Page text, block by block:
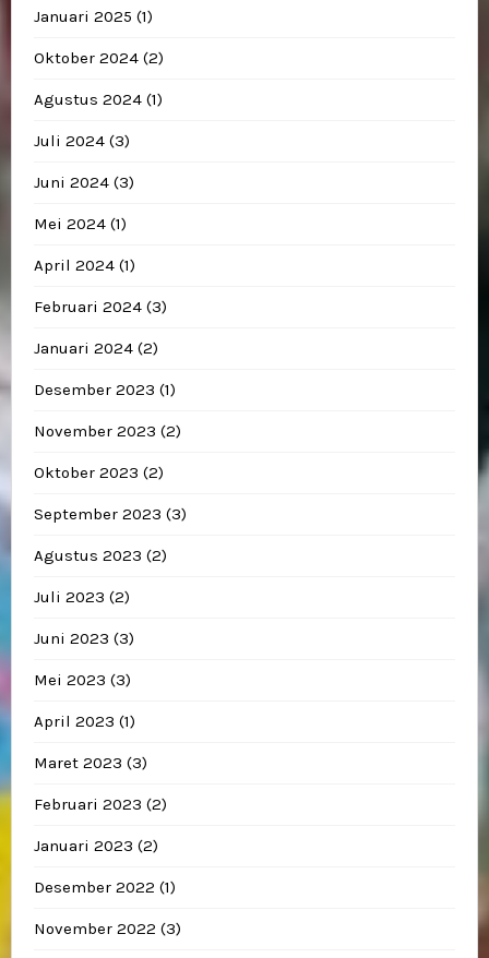
Januari 2025 (1)
Oktober 2024 (2)
Agustus 2024 (1)
Juli 2024 (3)
Juni 2024 (3)
Mei 2024 (1)
April 2024 (1)
Februari 2024 (3)
Januari 2024 (2)
Desember 2023 (1)
November 2023 (2)
Oktober 2023 (2)
September 2023 (3)
Agustus 2023 (2)
Juli 2023 (2)
Juni 2023 (3)
Mei 2023 (3)
April 2023 (1)
Maret 2023 (3)
Februari 2023 (2)
Januari 2023 (2)
Desember 2022 (1)
November 2022 (3)